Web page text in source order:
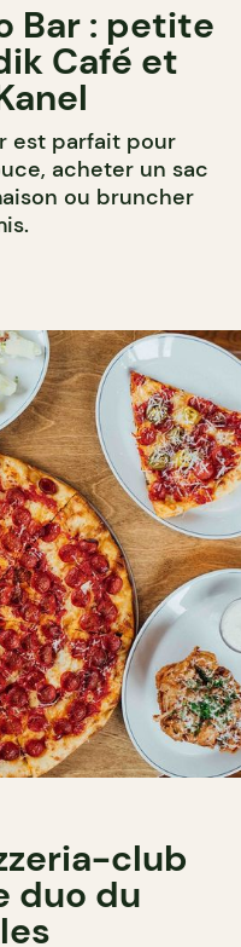
Bar : petite
Café et
est parfait pour
acheter un sac
ou bruncher
club
duo du